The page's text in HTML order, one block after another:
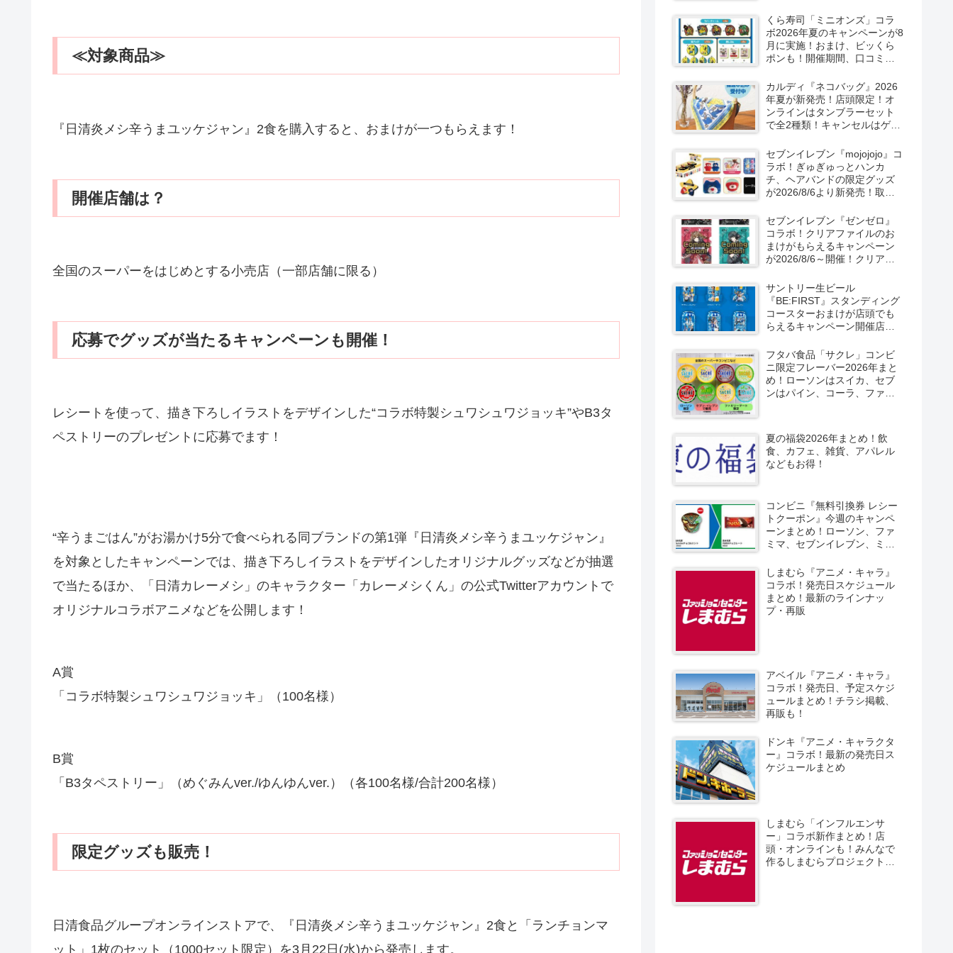
≪対象商品≫
『日清炎メシ辛うまユッケジャン』2食を購入すると、おまけが一つもらえます！
開催店舗は？
全国のスーパーをはじめとする小売店（一部店舗に限る）
応募でグッズが当たるキャンペーンも開催！
レシートを使って、描き下ろしイラストをデザインした“コラボ特製シュワシュワジョッキ”やB3タ
ペストリーのプレゼントに応募でます！
“辛うまごはん”がお湯かけ5分で食べられる同ブランドの第1弾『日清炎メシ辛うまユッケジャン』
を対象としたキャンペーンでは、描き下ろしイラストをデザインしたオリジナルグッズなどが抽選
で当たるほか、「日清カレーメシ」のキャラクター「カレーメシくん」の公式Twitterアカウントで
オリジナルコラボアニメなどを公開します！
A賞
「コラボ特製シュワシュワジョッキ」（100名様）
B賞
「B3タペストリー」（めぐみんver./ゆんゆんver.）（各100名様/合計200名様）
限定グッズも販売！
日清食品グループオンラインストアで、『日清炎メシ辛うまユッケジャン』2食と「ランチョンマ
ット」1枚のセット（1000セット限定）を3月22日(水)から発売します。
る！
くら寿司「ミニオンズ」コラ
ボ2026年夏のキャンペーンが8
月に実施！おまけ、ビッくら
ポンも！開催期間、口コミ、
カルディ『ネコバッグ』2026
年夏が新発売！店頭限定！オ
ンラインはタンブラーセット
で全2種類！キャンセルはゲリ
セブンイレブン『mojojojo』コ
ラボ！ぎゅぎゅっとハンカ
チ、ヘアバンドの限定グッズ
が2026/8/6より新発売！取扱
セブンイレブン『ゼンゼロ』
コラボ！クリアファイルのお
まけがもらえるキャンペーン
が2026/8/6～開催！クリアカ
売！
サントリー生ビール
『BE:FIRST』スタンディング
コースターおまけが店頭でも
らえるキャンペーン開催店は
定で6種類！見分け方！セブ
ン、ファミマ、ローソン、デ
イリーヤマザキ、ミニストッ
プなどで！クーラーバッグ
フタバ食品「サクレ」コンビ
ニ限定フレーバー2026年まと
め！ローソンはスイカ、セブ
ンはパイン、コーラ、ファミ
夏の福袋2026年まとめ！飲
食、カフェ、雑貨、アパレル
などもお得！
コンビニ『無料引換券 レシー
トクーポン』今週のキャンペ
ーンまとめ！ローソン、ファ
ミマ、セブンイレブン、ミニ
しまむら『アニメ・キャラ』
コラボ！発売日スケジュール
まとめ！最新のラインナッ
プ・再販
アベイル『アニメ・キャラ』
コラボ！発売日、予定スケジ
ュールまとめ！チラシ掲載、
再販も！
ドンキ『アニメ・キャラクタ
ー』コラボ！最新の発売日ス
ケジュールまとめ
しまむら「インフルエンサ
ー」コラボ新作まとめ！店
頭・オンラインも！みんなで
作るしまむらプロジェクト！